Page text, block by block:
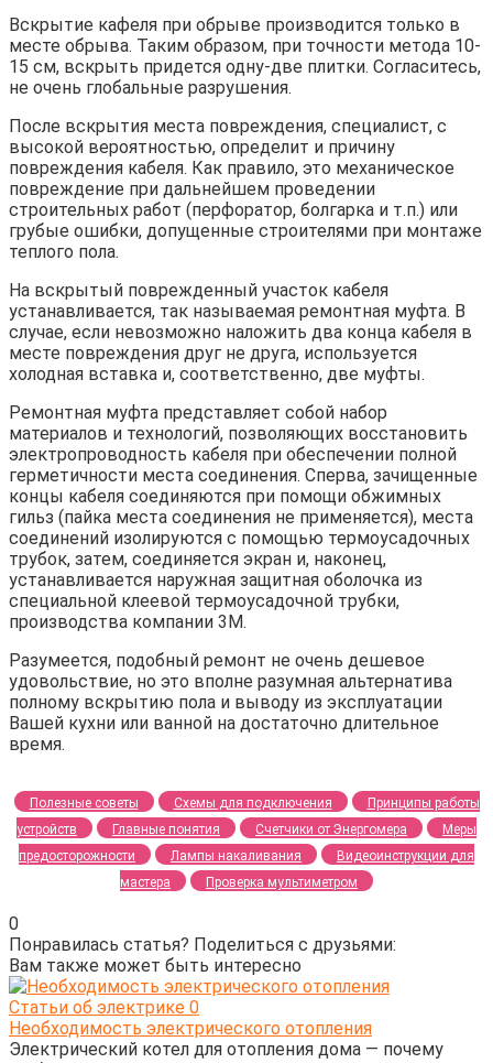
Вскрытие кафеля при обрыве производится только в
месте обрыва. Таким образом, при точности метода 10-
15 см, вскрыть придется одну-две плитки. Согласитесь,
не очень глобальные разрушения.
После вскрытия места повреждения, специалист, с
высокой вероятностью, определит и причину
повреждения кабеля. Как правило, это механическое
повреждение при дальнейшем проведении
строительных работ (перфоратор, болгарка и т.п.) или
грубые ошибки, допущенные строителями при монтаже
теплого пола.
На вскрытый поврежденный участок кабеля
устанавливается, так называемая ремонтная муфта. В
случае, если невозможно наложить два конца кабеля в
месте повреждения друг не друга, используется
холодная вставка и, соответственно, две муфты.
Ремонтная муфта представляет собой набор
материалов и технологий, позволяющих восстановить
электропроводность кабеля при обеспечении полной
герметичности места соединения. Сперва, зачищенные
концы кабеля соединяются при помощи обжимных
гильз (пайка места соединения не применяется), места
соединений изолируются с помощью термоусадочных
трубок, затем, соединяется экран и, наконец,
устанавливается наружная защитная оболочка из
специальной клеевой термоусадочной трубки,
производства компании 3М.
Разумеется, подобный ремонт не очень дешевое
удовольствие, но это вполне разумная альтернатива
полному вскрытию пола и выводу из эксплуатации
Вашей кухни или ванной на достаточно длительное
время.
Полезные советы Схемы для подключения
Принципы работы
устройств
Главные понятия Счетчики от Энергомера
Меры
предосторожности
Лампы накаливания
Видеоинструкции для
мастера
Проверка мультиметром
0
Понравилась статья? Поделиться с друзьями:
Вам также может быть интересно
Статьи об электрике 0
Необходимость электрического отопления
Электрический котел для отопления дома — почему